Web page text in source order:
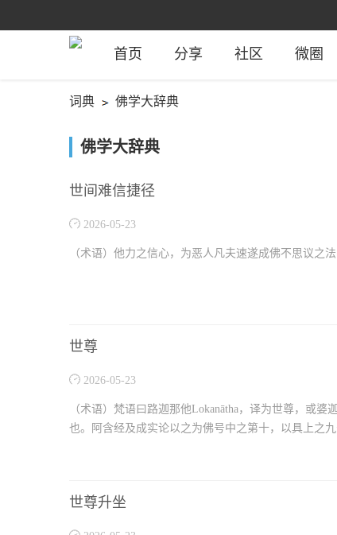
首页 分享 社区 微圈
词典 佛学大辞典
佛学大辞典
世间难信捷径
2026-05-23
（术语）他力之信心，为恶人凡夫速遂成佛不思议之
世尊
2026-05-23
（术语）梵语曰路迦那他Lokanātha，译为世尊，或
也。阿含经及成实论以之为佛号中之第十，以具上之
世尊升坐